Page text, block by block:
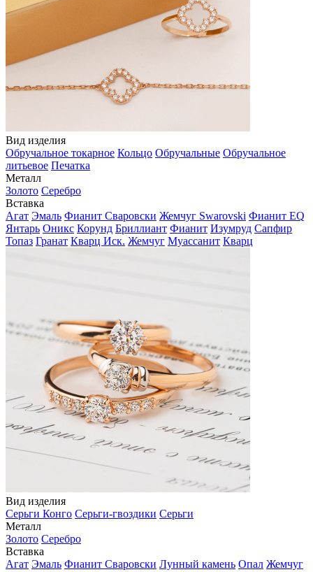
Вид изделия
Обручальное токарное Кольцо Обручальные Обручальное
литьевое Печатка
Металл
Золото Серебро
Вставка
Агат Эмаль Фианит Сваровски Жемчуг Swarovski Фианит EQ
Янтарь Оникс Корунд Бриллиант Фианит Изумруд Сапфир
Топаз Гранат Кварц Иск. Жемчуг Муассанит Кварц
Вид изделия
Серьги Конго Серьги-гвоздики Серьги
Металл
Золото Серебро
Вставка
Агат Эмаль Фианит Сваровски Лунный камень Опал Жемчуг